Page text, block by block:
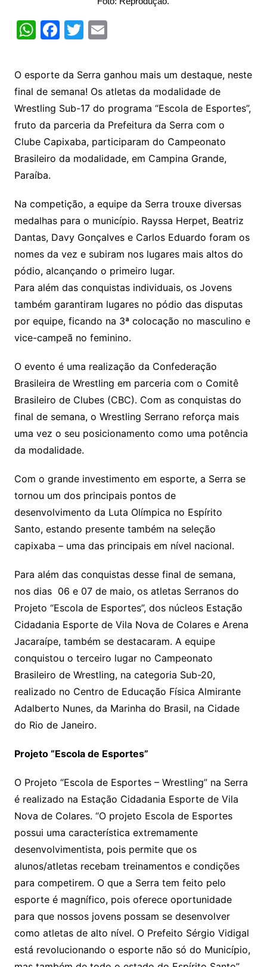
W
at
s
A
p
p
F
c
e
b
o
o
k
T
itt
er
E
ai
l
O esporte da Serra ganhou mais um destaque, neste
final de semana! Os atletas da modalidade de
Wrestling Sub-17 do programa “Escola de Esportes”,
fruto da parceria da Prefeitura da Serra com o
Clube Capixaba, participaram do Campeonato
Brasileiro da modalidade, em Campina Grande,
Paraíba.
Na competição, a equipe da Serra trouxe diversas
medalhas para o município. Rayssa Herpet, Beatriz
Dantas, Davy Gonçalves e Carlos Eduardo foram os
nomes da vez e subiram nos lugares mais altos do
pódio, alcançando o primeiro lugar.
Para além das conquistas individuais, os Jovens
também garantiram lugares no pódio das disputas
por equipe, ficando na 3ª colocação no masculino e
vice-campeã no feminino.
O evento é uma realização da Confederação
Brasileira de Wrestling em parceria com o Comitê
Brasileiro de Clubes (CBC). Com as conquistas do
final de semana, o Wrestling Serrano reforça mais
uma vez o seu posicionamento como uma potência
da modalidade.
Com o grande investimento em esporte, a Serra se
tornou um dos principais pontos de
desenvolvimento da Luta Olímpica no Espírito
Santo, estando presente também na seleção
capixaba – uma das principais em nível nacional.
Para além das conquistas desse final de semana,
nos dias 06 e 07 de maio, os atletas Serranos do
Projeto “Escola de Esportes”, dos núcleos Estação
Cidadania Esporte de Vila Nova de Colares e Arena
Jacaraípe, também se destacaram. A equipe
conquistou o terceiro lugar no Campeonato
Brasileiro de Wrestling, na categoria Sub-20,
realizado no Centro de Educação Física Almirante
Adalberto Nunes, da Marinha do Brasil, na Cidade
do Rio de Janeiro.
Projeto “Escola de Esportes”
O Projeto “Escola de Esportes – Wrestling” na Serra
é realizado na Estação Cidadania Esporte de Vila
Nova de Colares. “O projeto Escola de Esportes
possui uma característica extremamente
desenvolvimentista, pois permite que os
alunos/atletas recebam treinamentos e condições
para competirem. O que a Serra tem feito pelo
esporte é magnífico, pois oferece oportunidade
para que nossos jovens possam se desenvolver
como atletas de alto nível. O Prefeito Sérgio Vidigal
está revolucionando o esporte não só do Município,